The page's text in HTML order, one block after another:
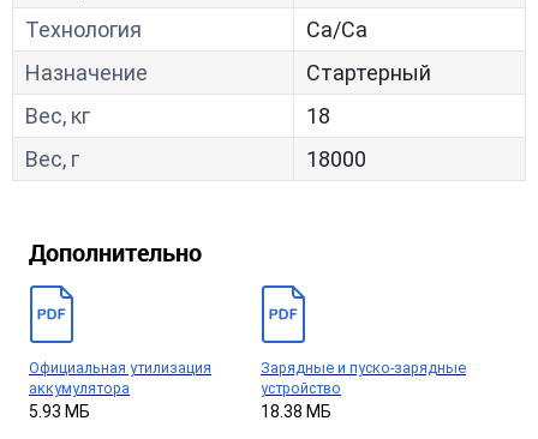
Технология
Са/Са
Назначение
Стартерный
Вес, кг
18
Вес, г
18000
Дополнительно
Официальная утилизация
аккумулятора
5.93 МБ
Зарядные и пуско-зарядные
устройство
18.38 МБ